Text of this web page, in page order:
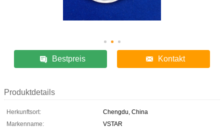
Bestpreis Kontakt
Produktdetails
Herkunftsort:
Chengdu, China
Markenname:
VSTAR